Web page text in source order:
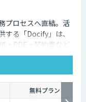
プロセスへ直結。活
る「Docify」は、
・PDF・契約書など
ジ化し、AIエージェ
ットフォームです。
無料プラン